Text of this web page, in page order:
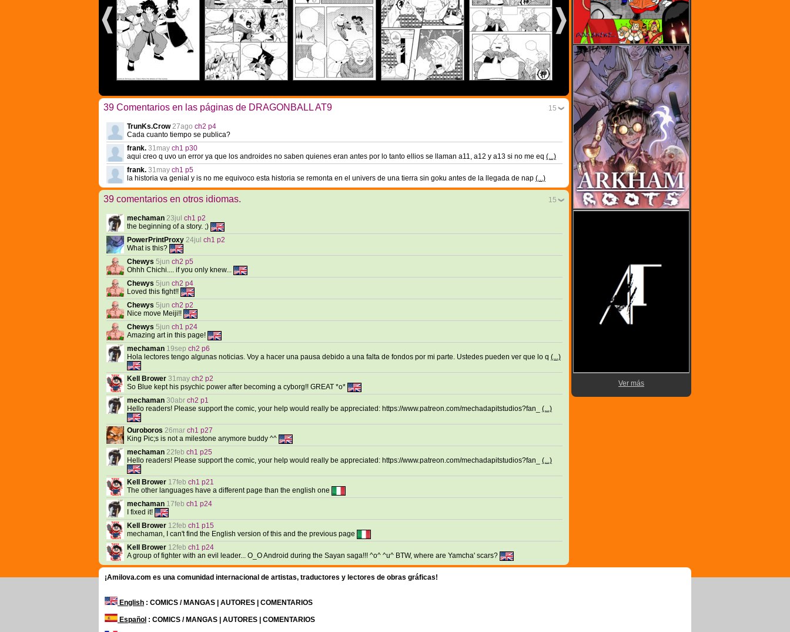
15
39 Comentarios en las páginas de DRAGONBALL AT9
TrunKs.Crow 27ago ch2 p4
Cada cuanto tiempo se publica?
frank. 31may ch1 p30
aqui creo q uvo un error ya que los androides no saben quienes eran antes por lo tanto ellios se llaman a11, a12 y a13 si no me eq (...)
frank. 31may ch1 p5
la historia va genial y is no me equivoco esta historia se remonta en el univers de una tierra sin goku antes de la llegada de nap (...)
15
39 comentarios en otros idiomas.
mechaman 23jul ch1 p2
the beginning of a story. ;)
PowerPrintProxy 24jul ch1 p2
What is this?
Chewys 5jun ch2 p5
Ohhh Chichi.... if you only knew...
Chewys 5jun ch2 p4
Loved this fight!!
Chewys 5jun ch2 p2
Nice move Meiji!!
Chewys 5jun ch1 p24
Amazing art in this page!
mechaman 19sep ch2 p6
Hola lectores tengo algunas noticias. Voy a hacer una pausa debido a una falta de fondos por mi parte. Ustedes pueden ver que lo q (...)
Kell Brower 31may ch2 p2
So Blue kept his psychic power after becoming a cyborg!! GREAT *o*
mechaman 30abr ch2 p1
Hello readers! Please support the comic, your help would really be appreciated: https://www.patreon.com/mechadapitstudios?fan_ (...)
Ouroboros 26mar ch1 p27
King Pic;s is not a milestone anymore buddy ^^
mechaman 22feb ch1 p25
Hello readers! Please support the comic, your help would really be appreciated: https://www.patreon.com/mechadapitstudios?fan_ (...)
Kell Brower 17feb ch1 p21
The other languages have a different page than the english one
mechaman 17feb ch1 p24
I fixed it!
Kell Brower 12feb ch1 p15
mechaman, I can't find the English version of this and the previous page
Kell Brower 12feb ch1 p24
A group of fighter with an evil leader... O_O Android during the Sayan saga!!! ^o^ ^u^ BTW, where are Yamcha' scars?
Ver más
¡Amilova.com es una comunidad internacional de artistas, traductores y lectores de obras gráficas!
English : COMICS / MANGAS | AUTORES | COMENTARIOS
Español : COMICS / MANGAS | AUTORES | COMENTARIOS